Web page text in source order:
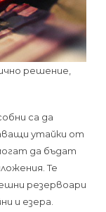
решение,
са да
утайки от
да бъдат
Те
резервоари
и езера.